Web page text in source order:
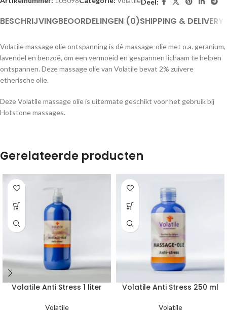
BESCHRIJVINGBEOORDELINGEN (0)SHIPPING & DELIVERY
Volatile massage olie ontspanning is dè massage-olie met o.a. geranium,
lavendel en benzoë, om een vermoeid en gespannen lichaam te helpen
ontspannen. Deze massage olie van Volatile bevat 2% zuivere
etherische olie.
Deze Volatile massage olie is uitermate geschikt voor het gebruik bij
Hotstone massages.
Gerelateerde producten
Volatile Anti Stress 1 liter
Volatile
Volatile Anti Stress 250 ml
Volatile